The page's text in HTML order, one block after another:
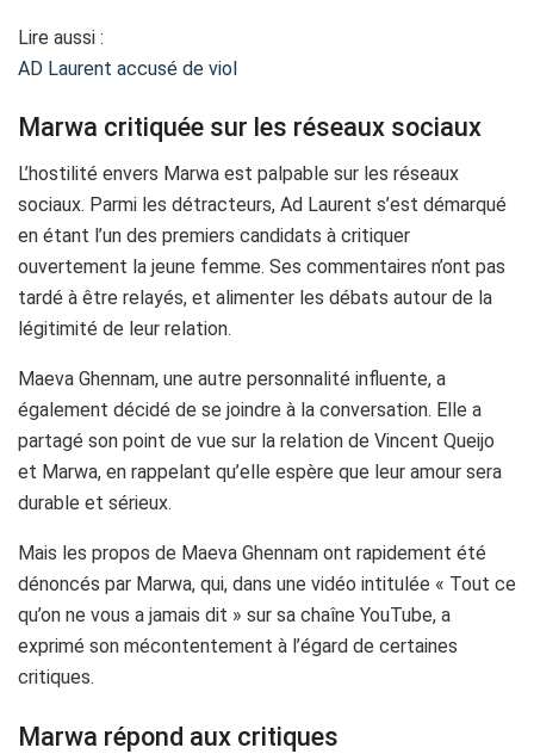
Lire aussi :
AD Laurent accusé de viol
Marwa critiquée sur les réseaux sociaux
L’hostilité envers Marwa est palpable sur les réseaux
sociaux. Parmi les détracteurs, Ad Laurent s’est démarqué
en étant l’un des premiers candidats à critiquer
ouvertement la jeune femme. Ses commentaires n’ont pas
tardé à être relayés, et alimenter les débats autour de la
légitimité de leur relation.
Maeva Ghennam, une autre personnalité influente, a
également décidé de se joindre à la conversation. Elle a
partagé son point de vue sur la relation de Vincent Queijo
et Marwa, en rappelant qu’elle espère que leur amour sera
durable et sérieux.
Mais les propos de Maeva Ghennam ont rapidement été
dénoncés par Marwa, qui, dans une vidéo intitulée « Tout ce
qu’on ne vous a jamais dit » sur sa chaîne YouTube, a
exprimé son mécontentement à l’égard de certaines
critiques.
Marwa répond aux critiques